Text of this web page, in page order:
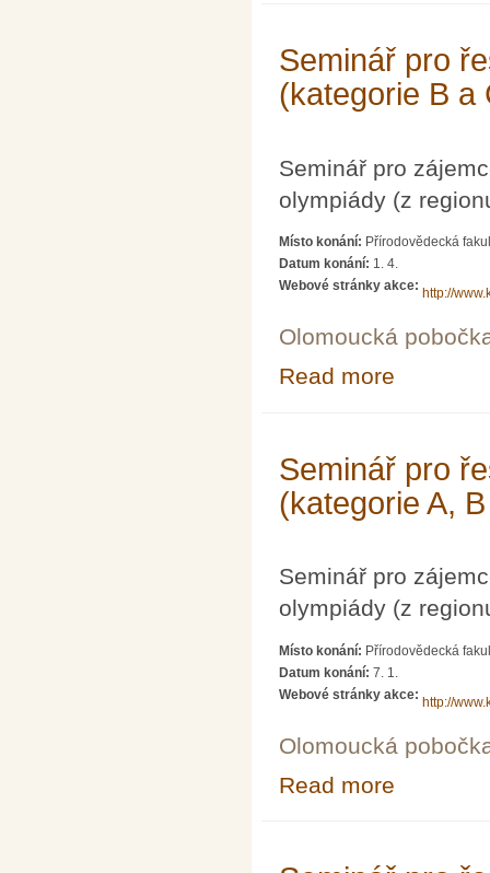
Seminář pro
(kategorie B a
Seminář pro
olympiády (z
Místo konání: Přírodovědecká
Datum konání: 1. 4.
Webové stránky akce:
http://
Olomoucká
Read more
Seminář pro
(kategorie A,
Seminář pro
olympiády (z
Místo konání: Přírodovědecká
Datum konání: 7. 1.
Webové stránky akce:
http://
Olomoucká
Read more